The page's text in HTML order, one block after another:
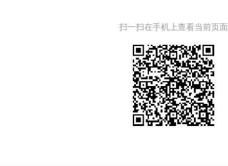
扫一扫在手机上查看当前页面